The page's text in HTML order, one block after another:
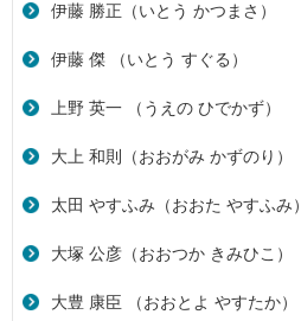
伊藤 勝正（いとう かつまさ）
伊藤 傑 （いとう すぐる）
上野 英一 （うえの ひでかず）
大上 和則（おおがみ かずのり）
太田 やすふみ（おおた やすふみ）
大塚 公彦（おおつか きみひこ）
大豊 康臣 （おおとよ やすたか）